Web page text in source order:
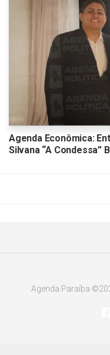
Agenda Econômica:
Silvana “A Condessa”
Agenda Paraíba